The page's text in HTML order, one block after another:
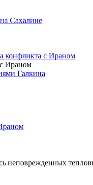
Сахалине
конфликта с Ираном
Галкина
неповрежденных